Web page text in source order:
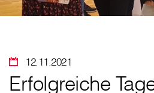
12.11.2021
Erfolgreiche